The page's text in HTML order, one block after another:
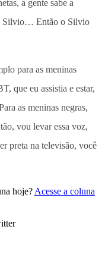
a gente sabe a
Silvio… Então o Silvio
para as meninas
que eu assistia e estar,
as meninas negras,
vou levar essa voz,
preta na televisão, você
hoje? Acesse a coluna